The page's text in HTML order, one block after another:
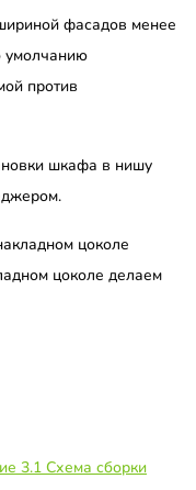
фасадов менее
умолчанию
против
шкафа в нишу
цоколе
цоколе делаем
3.1 Схема сборки